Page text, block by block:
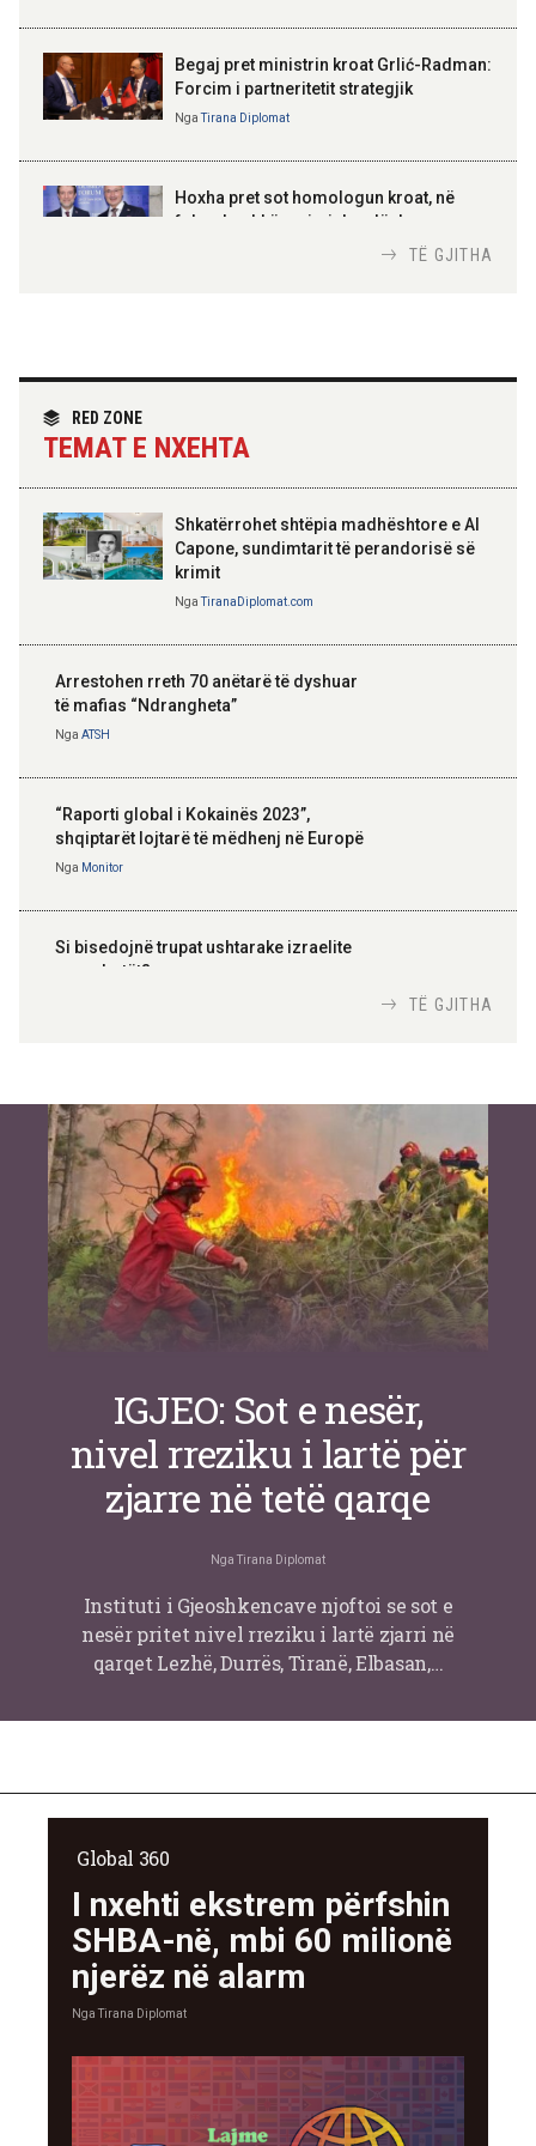
Kosovë!
100-vjetori i themelimit të
Urdhrit të Skënderbeut
Begaj pret ministrin kroat Grlić-Radman:
Forcim i partneritetit strategjik
NgaTirana Diplomat
Hoxha pret sot homologun kroat, në
fokus bashkëpunimi dypalësh
partneritetit strategjik
TË GJITHA
RED ZONE
TEMAT E NXEHTA
Shkatërrohet shtëpia madhështore e Al
Capone, sundimtarit të perandorisë së
krimit
NgaTiranaDiplomat.com
Arrestohen rreth 70 anëtarë të dyshuar
të mafias “Ndrangheta”
Nga ATSH
“Raporti global i Kokainës 2023”,
shqiptarët lojtarë të mëdhenj në Europë
Nga Monitor
Si bisedojnë trupat ushtarake izraelite
me robotët?
inteligjente izraelite
NgaOr Shalom
TË GJITHA
IGJEO: Sot e nesër,
nivel rreziku i lartë për
zjarre në tetë qarqe
Nga Tirana Diplomat
Instituti i Gjeoshkencave njoftoi se sot e
nesër pritet nivel rreziku i lartë zjarri në
qarqet Lezhë, Durrës, Tiranë, Elbasan,…
Global 360
I nxehti ekstrem përfshin
SHBA-në, mbi 60 milionë
njerëz në alarm
NgaTirana Diplomat